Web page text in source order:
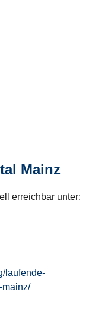
Mainz
erreichbar unter:
laufende-
mainz/